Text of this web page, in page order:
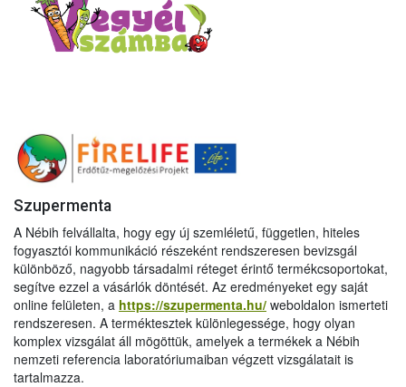
Szupermenta
A Nébih felvállalta, hogy egy új szemléletű, független, hiteles
fogyasztói kommunikáció részeként rendszeresen bevizsgál
különböző, nagyobb társadalmi réteget érintő termékcsoportokat,
segítve ezzel a vásárlók döntését. Az eredményeket egy saját
online felületen, a https://szupermenta.hu/ weboldalon ismerteti
rendszeresen. A terméktesztek különlegessége, hogy olyan
komplex vizsgálat áll mögöttük, amelyek a termékek a Nébih
nemzeti referencia laboratóriumaiban végzett vizsgálatait is
tartalmazza.